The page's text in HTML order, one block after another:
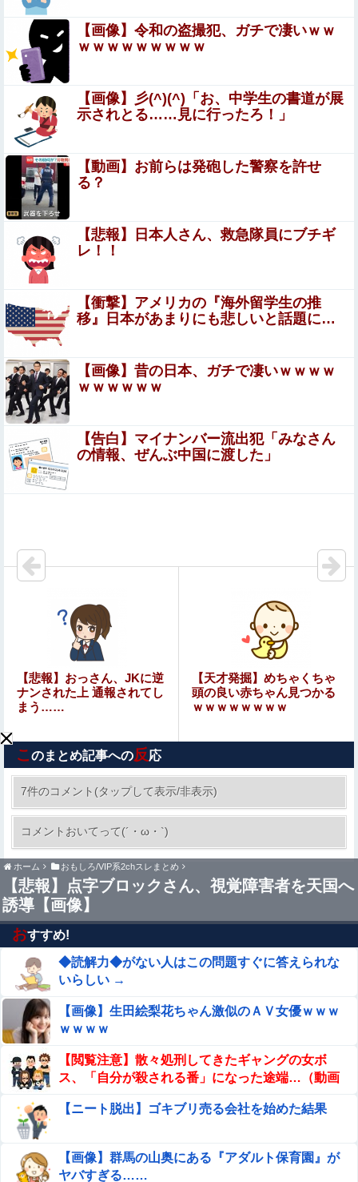
【前編】妻が娘（前妻との子）を連れて家を出て
行った。前妻に育児放棄され22歳にもなってむ
くれて家出するような幼い娘を妻に任せておけな
いので娘だけでも返して欲しい
【悲報】 風俗嬢と旅行に行った結果ｗｗｗｗｗｗｗｗｗｗ
ｗｗｗｗ
ウトの還暦祝いにホテル食事会と孫手作りの湯のみを用
意。トメ「え？旅行じゃないの？周りは旅行なのに」図々
しすぎる暴言に絶句←孫の気持ちを無下にする最低ババア
PS4「FF7リメイク」ティファの戦闘シーンの詳細公開！
正拳突きやかかと落としがセクシーだ！
【ダブスタ】逆に立憲の支持者に聞きたい。前回参院選で
2年限定の食料品減税って聞いて票入れたんですよねと。
なのに今は立憲反対してるんですよって
【朗報】中居正広さん、また聖人エピソードが追加される
ｗｗｗｗｗ
給食着はすごいニオイのときある。アイロンあてたときに
むせ込むほどにクッッッサ！ってなる
【悲報】Z世代「求刑7年のジャンポケ斎藤は口封じに被害
者殺した方が量刑軽かっただろ」←1万いいね
【朗報】減税に反対したエース級の財務官僚、左遷される
ｗｗｗｗｗｗ
『I"s〈アイズ〉』の桂正和さん、とんでもなくエ●チ
なパンツを描く。これもう芸術だろ
宮﨑あずさアナ セクシーノースリーブ！！
【質問】ゴールデンに冠番組を持つ女アイドルがいないの
兵庫県の左派の既得利権を斎藤知事が全面廃止、「県が何
をするねん？」と存在意義そのものが不明で……
【悲報】 ニンダイさん、ピークが開幕大谷翔平のがっかり
ダイレクトだったと言われてしまう
46】他
【閲覧注意】メキシコの街中で生配信した結果…麻薬カル
テルがやって来て、たった3秒で…（動画あり）
週間少年ジャンプのグッズ(43億円分)を注文して
キャンセルした32歳女が逮捕
【悲報】コレコレ、月収1億円ｗｗｗそりゃ外出るのにボ
ディガードつけるわ…
【閲覧注意】メキシコの街中で生配信した結果…麻薬カル
テルがやって来て、たった3秒で…（動画あり）
ちとせよしのさん(26)の限界突破のドスケベ尻 part2
この夏菜がシコすぎるｗｗｗｗ
エロ漫画『この気持ちの名前を教えて』をrawやhitomi
を使わずに無料で読む方法│とりの屋
【動画】 移民ベトナム女達の宅飲み、レベチｗｗｗｗｗｗ
ｗｗｗｗｗｗｗｗｗｗｗｗｗｗｗｗｗｗ
【画像】人気av女優が熊本震災に300万寄付
wwwwwwwwwwww
【画像】令和の盗撮犯、ガチで凄いｗｗ
ｗｗｗｗｗｗｗｗｗ
【画像】彡(^)(^)「お、中学生の書道が展
示されとる……見に行ったろ！」
【動画】お前らは発砲した警察を許せ
る？
【悲報】日本人さん、救急隊員にブチギ
レ！！
【衝撃】アメリカの『海外留学生の推
移』日本があまりにも悲しいと話題に…
【画像】昔の日本、ガチで凄いｗｗｗｗ
ｗｗｗｗｗｗ
【告白】マイナンバー流出犯「みなさん
の情報、ぜんぶ中国に渡した」
【悲報】おっさん、JKに逆
ナンされた上 通報されてし
まう……
【天才発掘】めちゃくちゃ
頭の良い赤ちゃん見つかる
ｗｗｗｗｗｗｗｗ
このまとめ記事への反応
7件のコメント(タップして表示/非表示)
コメントおいてって(´・ω・`)
ホーム おもしろ/VIP系2chスレまとめ
【悲報】点字ブロックさん、視覚障害者を天国へ
誘導【画像】
おすすめ!
◆読解力◆がない人はこの問題すぐに答えられな
いらしい →
【画像】生田絵梨花ちゃん激似のＡＶ女優ｗｗｗ
ｗｗｗｗ
【閲覧注意】散々処刑してきたギャングの女ボ
ス、「自分が殺される番」になった途端…（動画
【ニート脱出】ゴキブリ売る会社を始めた結果
【画像】群馬の山奥にある『アダルト保育園』が
ヤバすぎる……